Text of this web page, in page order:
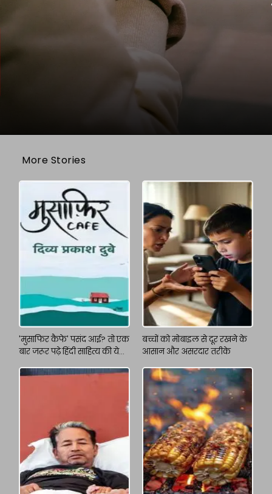
More Stories
'मुसाफिर कैफे' पसंद आई? तो एक
बार जरूर पढ़े हिंदी साहित्य की ये
बच्चों को मोबाइल से दूर रखने के
आसान और असरदार तरीके